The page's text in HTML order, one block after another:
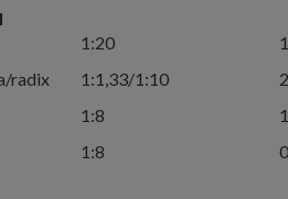
1:20
radix
1:1,33/1:10
1:8
1:8